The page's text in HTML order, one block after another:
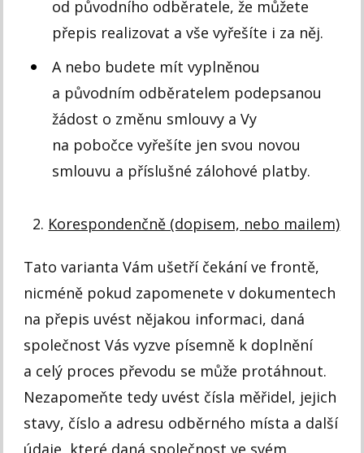
od původního odběratele, že můžete
přepis realizovat a vše vyřešíte i za něj.
A nebo budete mít vyplněnou
a původním odběratelem podepsanou
žádost o změnu smlouvy a Vy
na pobočce vyřešíte jen svou novou
smlouvu a příslušné zálohové platby.
Korespondenčně (dopisem, nebo mailem)
Tato varianta Vám ušetří čekání ve frontě,
nicméně pokud zapomenete v dokumentech
na přepis uvést nějakou informaci, daná
společnost Vás vyzve písemně k doplnění
a celý proces převodu se může protáhnout.
Nezapomeňte tedy uvést čísla měřidel, jejich
stavy, číslo a adresu odběrného místa a další